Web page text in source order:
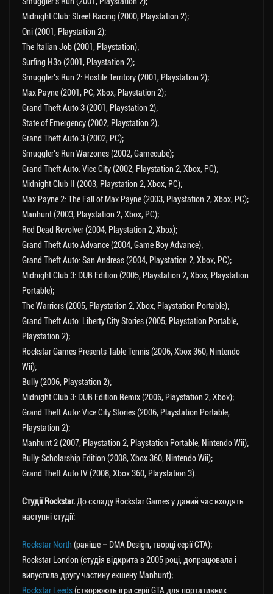
Midnight Club: Street Racing (2000, Playstation 2);
Oni (2001, Playstation 2);
The Italian Job (2001, Playstation);
Surfing H3o (2001, Playstation 2);
Smuggler’s Run 2: Hostile Territory (2001, Playstation 2);
Max Payne (2001, РС, Xbox, Playstation 2);
Grand Theft Auto 3 (2001, Playstation 2);
State of Emergency (2002, Playstation 2);
Grand Theft Auto 3 (2002, РС);
Smuggler’s Run Warzones (2002, Gamecube);
Grand Theft Auto: Vice City (2002, Playstation 2, Xbox, РС);
Midnight Club II (2003, Playstation 2, Xbox, РС);
Max Payne 2: The Fall of Max Payne (2003, Playstation 2, Xbox, РС);
Manhunt (2003, Playstation 2, Xbox, РС);
Red Dead Revolver (2004, Playstation 2, Xbox);
Grand Theft Auto Advance (2004, Game Boy Advance);
Grand Theft Auto: San Andreas (2004, Playstation 2, Xbox, РС);
Midnight Club 3: DUB Edition (2005, Playstation 2, Xbox, Playstation
Portable);
The Warriors (2005, Playstation 2, Xbox, Playstation Portable);
Grand Theft Auto: Liberty City Stories (2005, Playstation Portable,
Playstation 2);
Rockstar Games Presents Table Tennis (2006, Xbox 360, Nintendo
Wii);
Bully (2006, Playstation 2);
Midnight Club 3: DUB Edition Remix (2006, Playstation 2, Xbox);
Grand Theft Auto: Vice City Stories (2006, Playstation Portable,
Playstation 2);
Manhunt 2 (2007, Playstation 2, Playstation Portable, Nintendo Wii);
Bully: Scholarship Edition (2008, Xbox 360, Nintendo Wii);
Grand Theft Auto IV (2008, Xbox 360, Playstation 3).
Студії Rockstar. До складу Rockstar Games у даний час входять
наступні студії:
Rockstar North (раніше – DMA Design, творці серії GTA);
Rockstar London (студія відкрита в 2005 році, допрацювала і
випустила другу частину екшену Manhunt);
Rockstar Leeds(створюють ігри серії GTA для портативних